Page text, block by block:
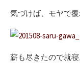
気づけば、モヤで覆
薪も尽きたので就寝